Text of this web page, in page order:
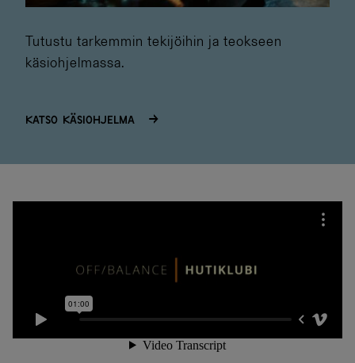
Tutustu tarkemmin tekijöihin ja teokseen
käsiohjelmassa.
Katso käsiohjelma